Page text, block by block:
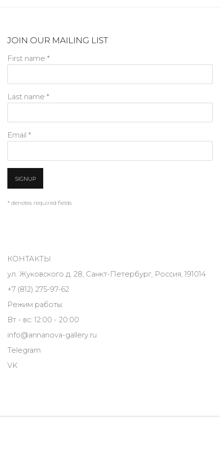
JOIN OUR MAILING LIST
First name *
Last name *
Email *
SIGNUP
* denotes required fields
КОНТАКТЫ
ул. Жуковского д. 28, Санкт-Петербург, Россия, 191014
+7 (812) 275-97-62
Режим работы:
Вт - вс: 12:00 - 20:00
info@annanova-gallery.ru
Telegram
VK